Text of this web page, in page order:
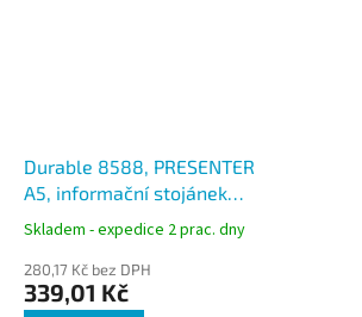
Durable 8588, PRESENTER
A5, informační stojánek
hliníkový podstavec
Skladem - expedice 2 prac. dny
280,17 Kč bez DPH
339,01 Kč